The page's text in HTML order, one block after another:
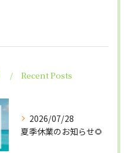
Recent Posts
2026/07/28
夏季休業のお知らせ🌻